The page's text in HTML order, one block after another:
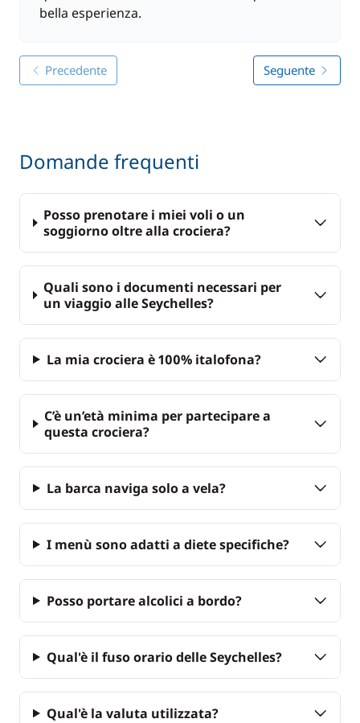
bella esperienza.
Precedente Seguente
Domande frequenti
Posso prenotare i miei voli o un
soggiorno oltre alla crociera?
Quali sono i documenti necessari per
un viaggio alle Seychelles?
La mia crociera è 100% italofona?
C’è un’età minima per partecipare a
questa crociera?
La barca naviga solo a vela?
I menù sono adatti a diete specifiche?
Posso portare alcolici a bordo?
Qual'è il fuso orario delle Seychelles?
Qual'è la valuta utilizzata?